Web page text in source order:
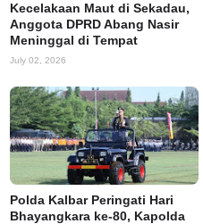
Kecelakaan Maut di Sekadau,
Anggota DPRD Abang Nasir
Meninggal di Tempat
July 02, 2026
Polda Kalbar Peringati Hari
Bhayangkara ke-80, Kapolda